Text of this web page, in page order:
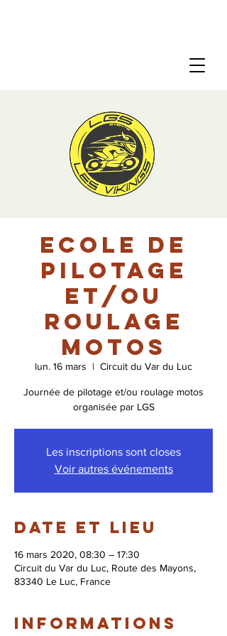
Ecole de
pilotage
et/ou
roulage
motos
lun. 16 mars
  |
Circuit du Var du Luc
Journée de pilotage et/ou roulage motos
organisée par LGS
Les inscriptions sont closes
Voir autres événements
Date et lieu
16 mars 2020, 08:30 – 17:30
Circuit du Var du Luc, Route des Mayons,
83340 Le Luc, France
Informations